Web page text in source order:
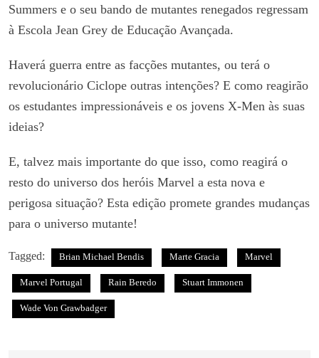
Summers e o seu bando de mutantes renegados regressam
à Escola Jean Grey de Educação Avançada.
Haverá guerra entre as facções mutantes, ou terá o
revolucionário Ciclope outras intenções? E como reagirão
os estudantes impressionáveis e os jovens X-Men às suas
ideias?
E, talvez mais importante do que isso, como reagirá o
resto do universo dos heróis Marvel a esta nova e
perigosa situação? Esta edição promete grandes mudanças
para o universo mutante!
Tagged: Brian Michael Bendis Marte Gracia Marvel
Marvel Portugal Rain Beredo Stuart Immonen
Wade Von Grawbadger